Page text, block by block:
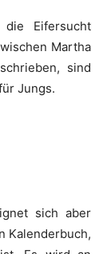
die Eifersucht
Martha
sind
Jungs.
sich aber
Kalenderbuch,